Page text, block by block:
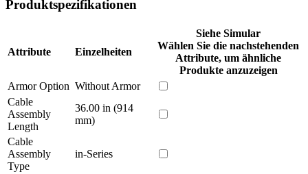
Produktspezifikationen
Attribute Einzelheiten
Siehe Simular
Wählen Sie die nachstehenden
Attribute, um ähnliche
Produkte anzuzeigen
Armor Option Without Armor
Cable
Assembly
Length
36.00 in (914
mm)
Cable
Assembly
Type
in-Series